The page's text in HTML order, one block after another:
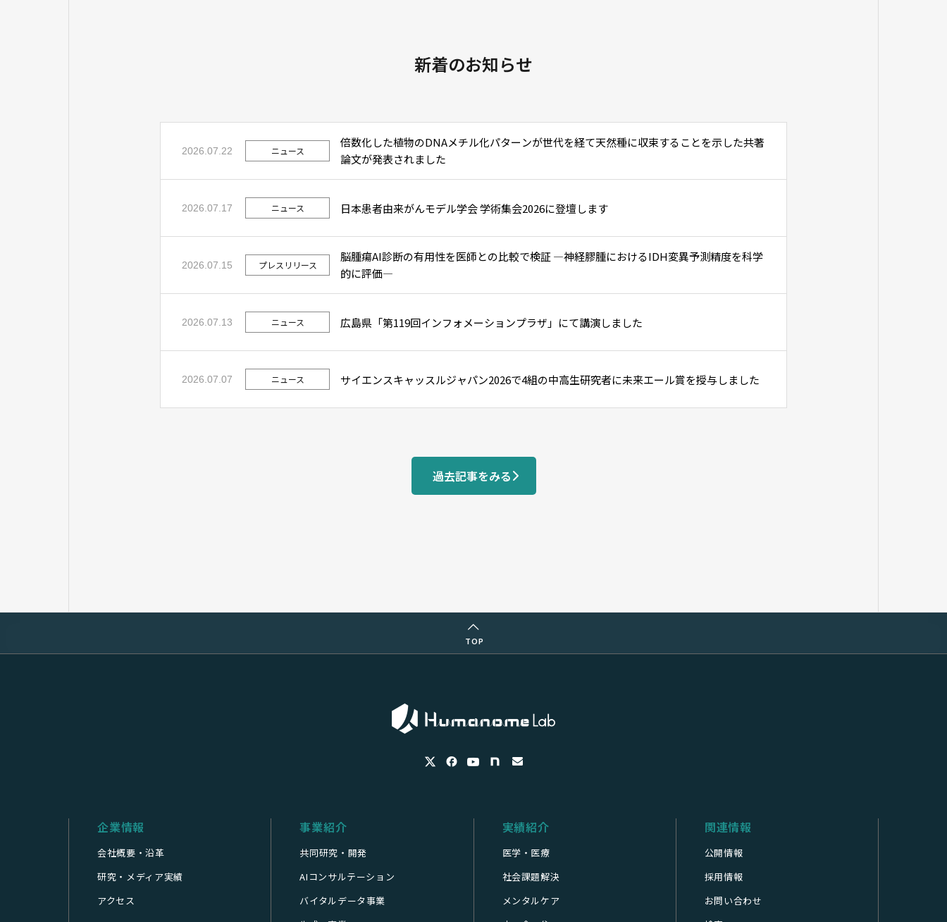
新着のお知らせ
2026.07.22 ニュース
倍数化した植物のDNAメチル化パターンが世代を経て天然種に収束することを示した共著
論文が発表されました
2026.07.17 ニュース 日本患者由来がんモデル学会 学術集会2026に登壇します
2026.07.15 プレスリリース
脳腫瘍AI診断の有用性を医師との比較で検証 ―神経膠腫におけるIDH変異予測精度を科学
的に評価―
2026.07.13 ニュース 広島県「第119回インフォメーションプラザ」にて講演しました
2026.07.07 ニュース サイエンスキャッスルジャパン2026で4組の中高生研究者に未来エール賞を授与しました
過去記事をみる
TOP
企業情報
会社概要・沿革
研究・メディア実績
アクセス
事業紹介
共同研究・開発
AIコンサルテーション
バイタルデータ事業
実績紹介
医学・医療
社会課題解決
メンタルケア
関連情報
公開情報
採用情報
お問い合わせ